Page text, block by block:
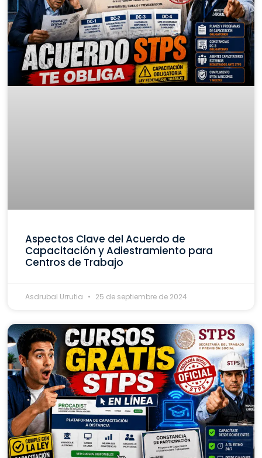
Aspectos Clave del Acuerdo de
Capacitación y Adiestramiento para
Centros de Trabajo
Asdrubal Urrutia 25 de septiembre de 2024